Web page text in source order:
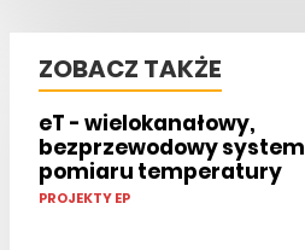
ZOBACZ TAKŻE
eT - wielokanałowy,
bezprzewodowy system
pomiaru temperatury
PROJEKTY EP